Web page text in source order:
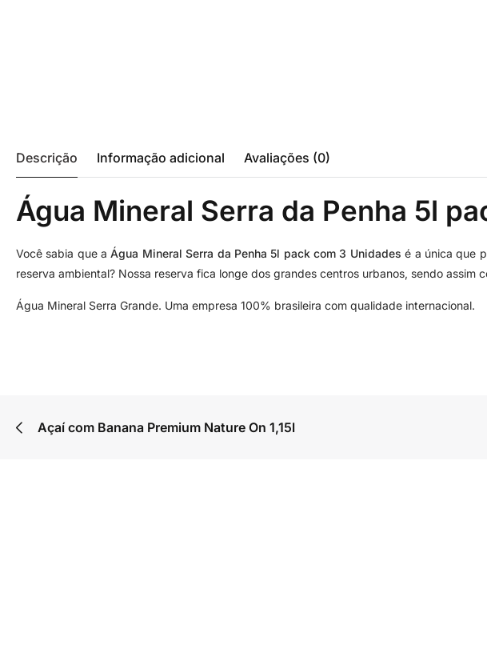
Descrição Informação adicional Avaliações (0)
Água Mineral Serra da Penha 5l
Você sabia que aÁgua Mineral Serra da Penha 5l pack com 3 Unidades é a única que
reserva ambiental? Nossa reserva fica longe dos grandes centros urbanos, sendo assim
Água Mineral Serra Grande. Uma empresa 100% brasileira com qualidade internacional.
Açaí com Banana Premium Nature On 1,15l